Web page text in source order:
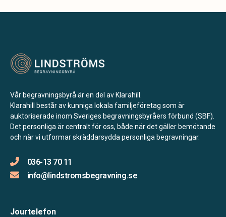
Vår begravningsbyrå är en del av Klarahill.
Klarahill består av kunniga lokala familjeföretag som är
auktoriserade inom Sveriges begravningsbyråers förbund (SBF).
Det personliga är centralt för oss, både när det gäller bemötande
och när vi utformar skräddarsydda personliga begravningar.
036-13 70 11
info@lindstromsbegravning.se
Jourtelefon